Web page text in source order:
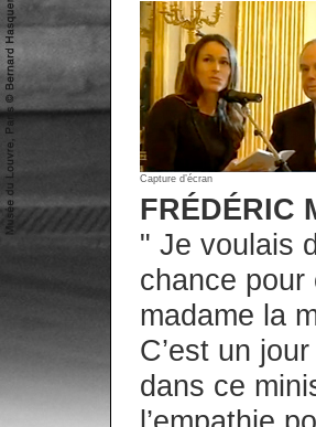
Capture d’écran
FRÉDÉRIC
" Je voulais
chance pour
madame la
C’est un
dans ce